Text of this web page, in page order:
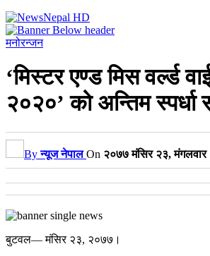
मनोरन्जन
‘मिस्टर एण्ड मिस वर्ल्ड
२०२०’ को अन्तिम स्पर्धा
Byन्यूज नेपाल On २०७७ मंसिर २३,
बुटवल— मंसिर २३, २०७७।